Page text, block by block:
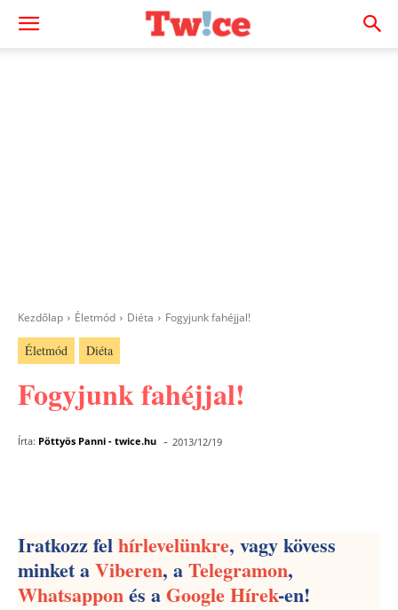
Kezdőlap Életmód Diéta Fogyjunk fahéjjal!
Életmód Diéta
Fogyjunk fahéjjal!
Írta: Pöttyös Panni - twice.hu - 2013/12/19
Iratkozz felhírlevelünkre, vagy kövess
minket aViberen, aTelegramon,
Whatsapponés aGoogle Hírek-en!